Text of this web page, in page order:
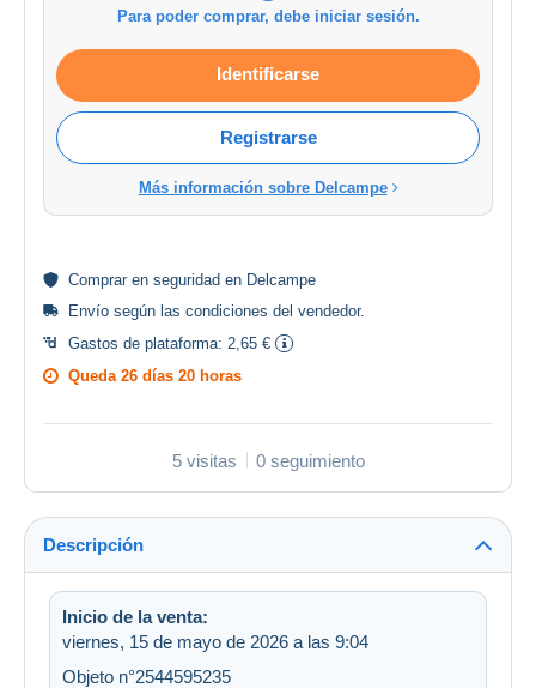
Para poder comprar, debe iniciar sesión.
Identificarse
Registrarse
Más información sobre Delcampe
Comprar en seguridad en Delcampe
Envío según las condiciones del vendedor.
Gastos de plataforma: 2,65 €
Queda 26 días 20 horas
5 visitas 0 seguimiento
Descripción
Inicio de la venta:
viernes, 15 de mayo de 2026 a las 9:04
Objeto n°2544595235